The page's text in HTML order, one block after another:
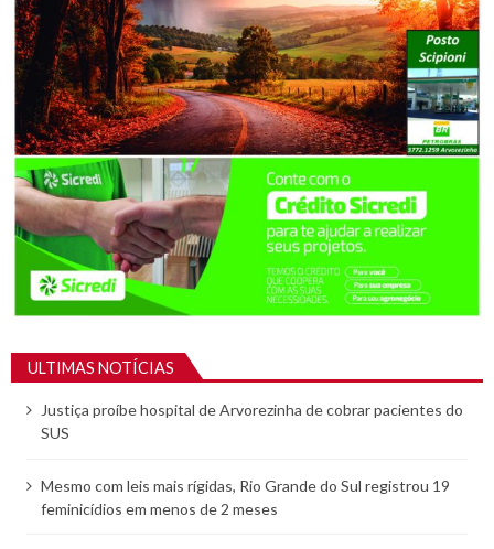
ULTIMAS NOTÍCIAS
Justiça proíbe hospital de Arvorezinha de cobrar pacientes do
SUS
Mesmo com leis mais rígidas, Rio Grande do Sul registrou 19
feminicídios em menos de 2 meses